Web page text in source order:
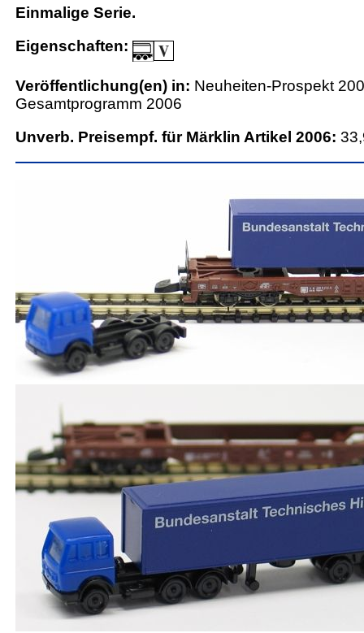
Einmalige Serie.
Eigenschaften:
Veröffentlichung(en) in: Neuheiten-Prospekt
Gesamtprogramm 2006
Unverb. Preisempf. für Märklin Artikel 2006: